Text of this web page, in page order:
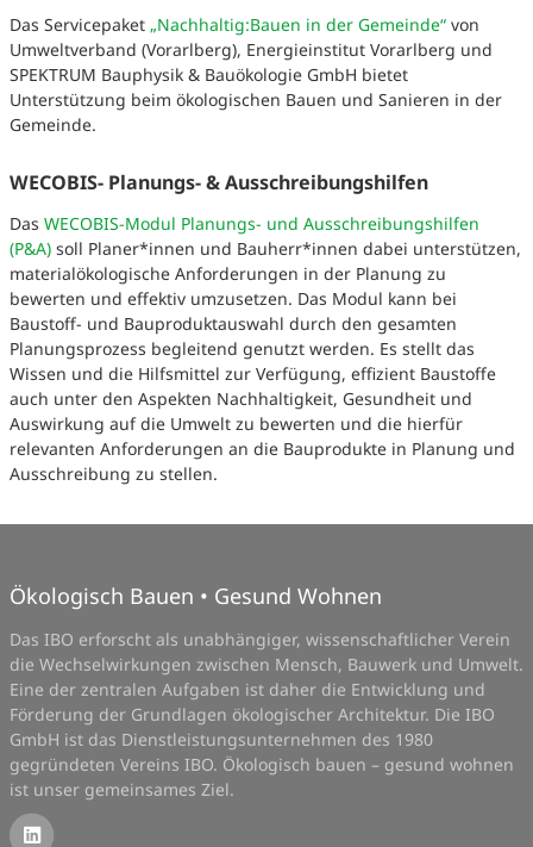
Das Servicepaket „Nachhaltig:Bauen in der Gemeinde“ von
Umweltverband (Vorarlberg), Energieinstitut Vorarlberg und ​
SPEKTRUM Bauphysik & Bauökologie GmbH bietet
Unterstützung beim ökologischen Bauen und Sanieren in der
Gemeinde.
WECOBIS- Planungs- & Ausschreibungshilfen
Das WECOBIS-Modul Planungs- und Ausschreibungshilfen
(P&A) soll Planer*innen und Bauherr*innen dabei unterstützen,
materialökologische Anforderungen in der Planung zu
bewerten und effektiv umzusetzen. Das Modul kann bei
Baustoff- und Bauproduktauswahl durch den gesamten
Planungsprozess begleitend genutzt werden. Es stellt das
Wissen und die Hilfsmittel zur Verfügung, effizient Baustoffe
auch unter den Aspekten Nachhaltigkeit, Gesundheit und
Auswirkung auf die Umwelt zu bewerten und die hierfür
relevanten Anforderungen an die Bauprodukte in Planung und
Ausschreibung zu stellen.
Ökologisch Bauen • Gesund Wohnen
Das IBO erforscht als unabhängiger, wissenschaftlicher Verein
die Wechselwirkungen zwischen Mensch, Bauwerk und Umwelt.
Eine der zentralen Aufgaben ist daher die Entwicklung und
Förderung der Grundlagen ökologischer Architektur. Die IBO
GmbH ist das Dienstleistungsunternehmen des 1980
gegründeten Vereins IBO. Ökologisch bauen – gesund wohnen
ist unser gemeinsames Ziel.